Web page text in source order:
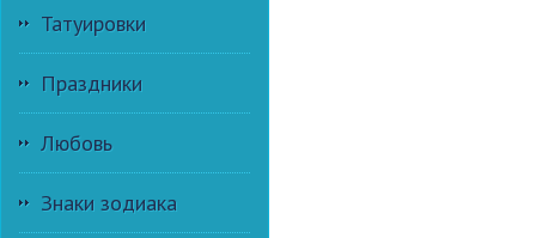
Татуировки
Праздники
Любовь
Знаки зодиака